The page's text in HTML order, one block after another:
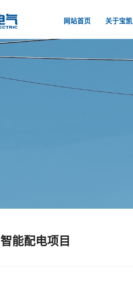
网站首页 关于宝凯
智能配电项目